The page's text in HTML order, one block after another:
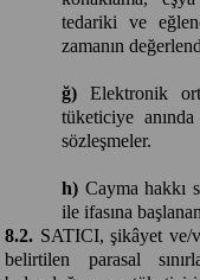
tedariki ve
zamanın
ğ) Elektronik
tüketiciye
sözleşmeler.
h) Cayma hakkı
ile ifasına
8.2. SATICI, şikâyet ve/
belirtilen parasal